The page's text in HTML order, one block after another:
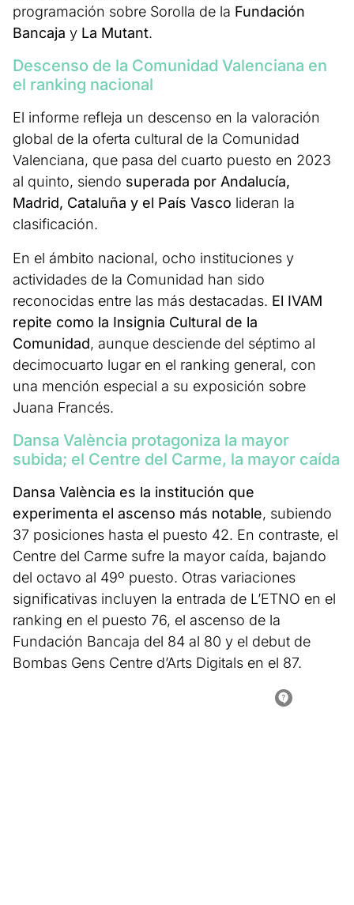
programación sobre Sorolla de la Fundación
Bancaja y La Mutant.
Descenso de la Comunidad Valenciana en
el ranking nacional
El informe refleja un descenso en la valoración
global de la oferta cultural de la Comunidad
Valenciana, que pasa del cuarto puesto en 2023
al quinto, siendo superada por Andalucía,
Madrid, Cataluña y el País Vasco lideran la
clasificación.
En el ámbito nacional, ocho instituciones y
actividades de la Comunidad han sido
reconocidas entre las más destacadas. El IVAM
repite como la Insignia Cultural de la
Comunidad, aunque desciende del séptimo al
decimocuarto lugar en el ranking general, con
una mención especial a su exposición sobre
Juana Francés.
Dansa València protagoniza la mayor
subida; el Centre del Carme, la mayor caída
Dansa València es la institución que
experimenta el ascenso más notable, subiendo
37 posiciones hasta el puesto 42. En contraste, el
Centre del Carme sufre la mayor caída, bajando
del octavo al 49º puesto. Otras variaciones
significativas incluyen la entrada de L’ETNO en el
ranking en el puesto 76, el ascenso de la
Fundación Bancaja del 84 al 80 y el debut de
Bombas Gens Centre d’Arts Digitals en el 87.